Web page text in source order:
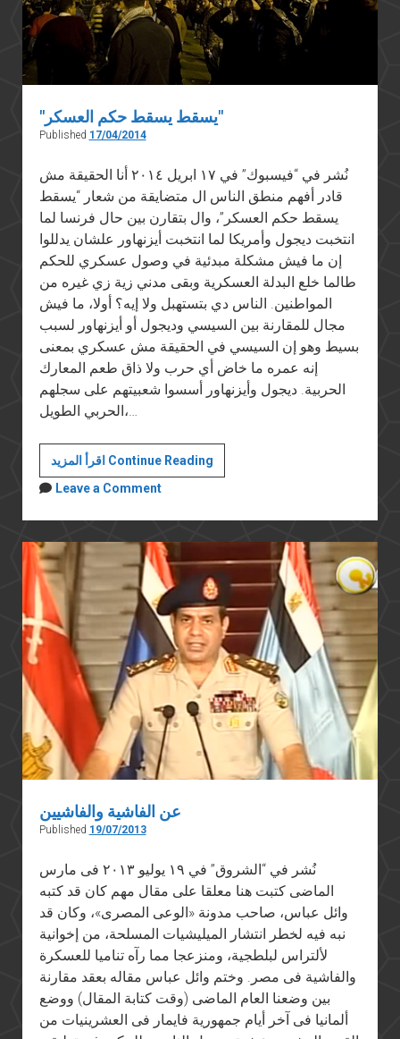
"يسقط يسقط حكم العسكر"
Published 17/04/2014
نُشر في “فيسبوك” في ١٧ ابريل ٢٠١٤ أنا الحقيقة مش
قادر أفهم منطق الناس ال متضايقة من شعار “يسقط
يسقط حكم العسكر”، وال بتقارن بين حال فرنسا لما
انتخبت ديجول وأمريكا لما انتخبت أيزنهاور علشان يدللوا
إن ما فيش مشكلة مبدئية في وصول عسكري للحكم
طالما خلع البدلة العسكرية وبقى مدني زية زي غيره من
المواطنين. الناس دي بتستهبل ولا إيه؟ أولا، ما فيش
مجال للمقارنة بين السيسي وديجول أو أيزنهاور لسبب
بسيط وهو إن السيسي في الحقيقة مش عسكري بمعنى
إنه عمره ما خاض أي حرب ولا ذاق طعم المعارك
الحربية. ديجول وأيزنهاور أسسوا شعبيتهم على سجلهم
الحربي الطويل،…
اقرأ المزيد Continue Reading"يسقط
يسقط
العسكر"
Leave a Comment
عن الفاشية والفاشيين
Published 19/07/2013
نُشر في “الشروق” في ١٩ يوليو ٢٠١٣ فى مارس
الماضى كتبت هنا معلقا على مقال مهم كان قد كتبه
وائل عباس، صاحب مدونة «الوعى المصرى»، وكان قد
نبه فيه لخطر انتشار الميليشيات المسلحة، من إخوانية
لألتراس لبلطجية، ومنزعجا مما رآه تناميا للعسكرة
والفاشية فى مصر. وختم وائل عباس مقاله بعقد مقارنة
بين وضعنا العام الماضى (وقت كتابة المقال) ووضع
ألمانيا فى آخر أيام جمهورية فايمار فى العشرينيات من